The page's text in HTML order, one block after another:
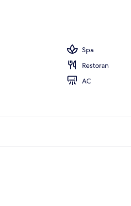
Spa
Restoran
AC